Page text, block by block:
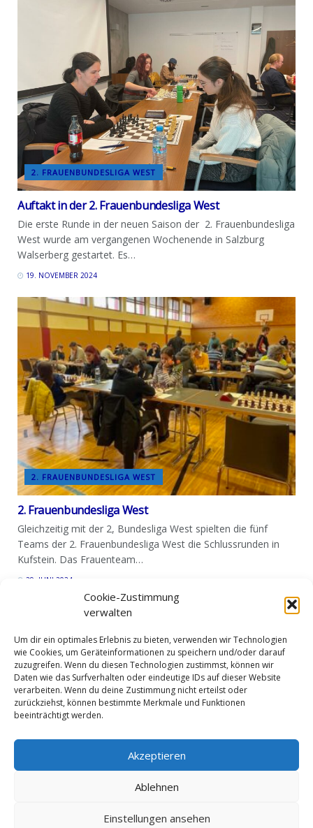
Cookie-Zustimmung
verwalten
Um dir ein optimales Erlebnis zu bieten, verwenden wir Technologien
wie Cookies, um Geräteinformationen zu speichern und/oder darauf
zuzugreifen. Wenn du diesen Technologien zustimmst, können wir
Daten wie das Surfverhalten oder eindeutige IDs auf dieser Website
verarbeiten. Wenn du deine Zustimmung nicht erteilst oder
zurückziehst, können bestimmte Merkmale und Funktionen
beeinträchtigt werden.
Akzeptieren
Ablehnen
Einstellungen ansehen
2. FRAUENBUNDESLIGA WEST
Auftakt in der 2. Frauenbundesliga West
Die erste Runde in der neuen Saison der 2. Frauenbundesliga
West wurde am vergangenen Wochenende in Salzburg
Walserberg gestartet. Es…
19. NOVEMBER 2024
2. FRAUENBUNDESLIGA WEST
2. Frauenbundesliga West
Gleichzeitig mit der 2, Bundesliga West spielten die fünf
Teams der 2. Frauenbundesliga West die Schlussrunden in
Kufstein. Das Frauenteam…
29. JUNI 2024
Impressum Datenschutzerklärung Cookie-Richtlinie (EU)